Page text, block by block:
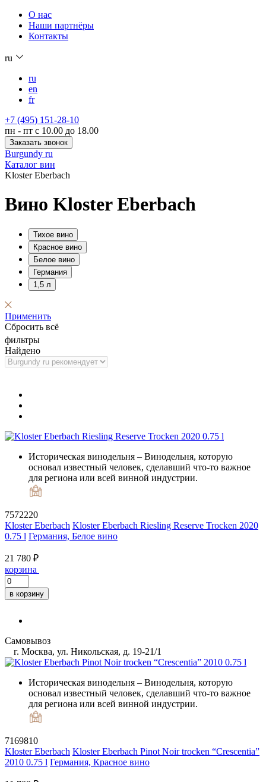
О нас
Наши партнёры
Контакты
ru
ru
en
fr
+7 (495) 151-28-10
пн - пт с 10.00 до 18.00
Заказать звонок
Burgundy ru
Каталог вин
Kloster Eberbach
Вино Kloster Eberbach
Тихое вино
Красное вино
Белое вино
Германия
1,5 л
Применить
Сбросить всё
фильтры
Найдено
Историческая винодельня – Винодельня, которую
основал известный человек, сделавший что-то важное
для региона или всей винной индустрии.
7572220
Kloster Eberbach Kloster Eberbach Riesling Reserve Trocken 2020
0.75 l Германия, Белое вино
21 780 ₽
корзина
в корзину
Самовывоз
г. Москва, ул. Никольская, д. 19-21/1
Историческая винодельня – Винодельня, которую
основал известный человек, сделавший что-то важное
для региона или всей винной индустрии.
7169810
Kloster Eberbach Kloster Eberbach Pinot Noir trocken “Crescentia”
2010 0.75 l Германия, Красное вино